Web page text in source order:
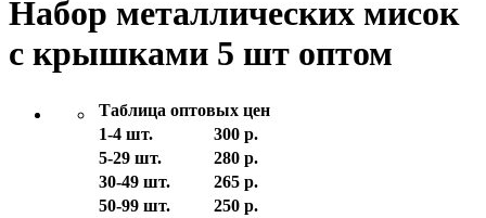
Набор металлических мисок
с крышками 5 шт оптом
Таблица оптовых цен
1-4 шт.
300 р.
5-29 шт.
280 р.
30-49 шт.
265 р.
50-99 шт.
250 р.